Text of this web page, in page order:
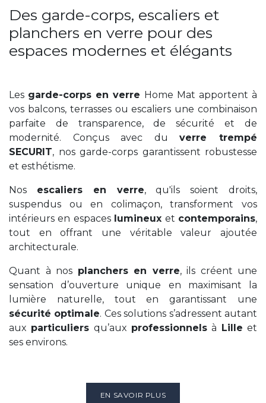
Des garde-corps, escaliers et
planchers en verre pour des
espaces modernes et élégants
Les garde-corps en verre Home Mat apportent à
vos balcons, terrasses ou escaliers une combinaison
parfaite de transparence, de sécurité et de
modernité. Conçus avec duverre trempé
SECURIT, nos garde-corps garantissent robustesse
et esthétisme.
Nos escaliers en verre, qu'ils soient droits,
suspendus ou en colimaçon, transforment vos
intérieurs en espaces lumineux et contemporains,
tout en offrant une véritable valeur ajoutée
architecturale.
Quant à nos planchers en verre, ils créent une
sensation d’ouverture unique en maximisant la
lumière naturelle, tout en garantissant une
sécurité optimale. Ces solutions s’adressent autant
aux particuliers qu’aux professionnels à Lille et
ses environs.
EN SAVOIR PLUS